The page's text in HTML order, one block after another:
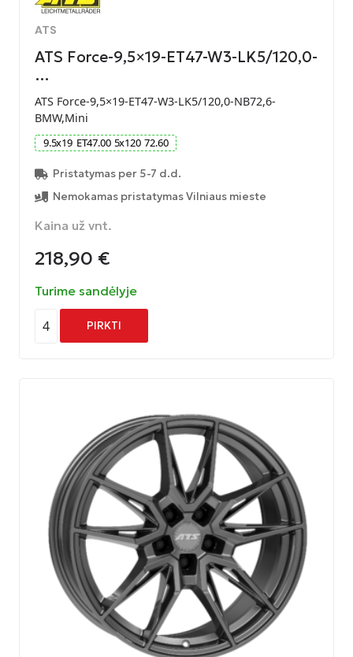
ATS
ATS Force-9,5×19-ET47-W3-LK5/120,0-
…
ATS Force-9,5×19-ET47-W3-LK5/120,0-NB72,6-
BMW,Mini
9.5x19 ET47.00 5x120 72.60
Pristatymas per 5-7 d.d.
Nemokamas pristatymas Vilniaus mieste
Kaina už vnt.
218,90 €
Turime sandėlyje
4 PIRKTI